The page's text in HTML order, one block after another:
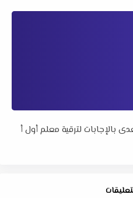
بالإجابات لترقية معلم أول أ